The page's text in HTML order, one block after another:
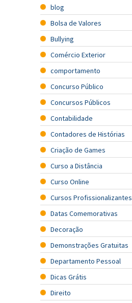
blog
Bolsa de Valores
Bullying
Comércio Exterior
comportamento
Concurso Público
Concursos Públicos
Contabilidade
Contadores de Histórias
Criação de Games
Curso a Distância
Curso Online
Cursos Profissionalizantes
Datas Comemorativas
Decoração
Demonstrações Gratuitas
Departamento Pessoal
Dicas Grátis
Direito